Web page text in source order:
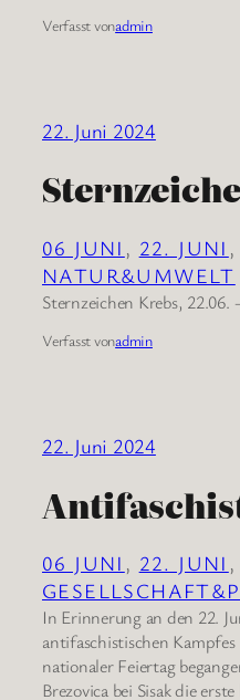
Verfasst vonadmin
22. Juni 2024
06 JUNI , 22. JUNI ,
NATUR&UMWELT
Sternzeichen Krebs, 22.06.
Verfasst vonadmin
22. Juni 2024
06 JUNI , 22. JUNI ,
In Erinnerung an den 22.
antifaschistischen
nationaler Feiertag
Brezovica bei Sisak die